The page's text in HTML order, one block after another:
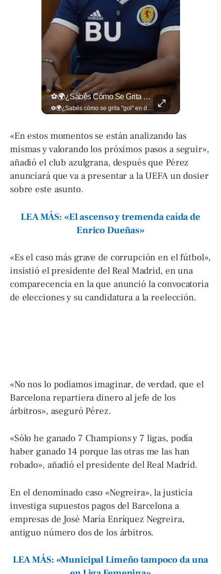
⚽🌍¿Sabés Cómo Se Grita "gol" En Distintos Rincones Del Mundo?
⚽🌍¿Sabés cómo se grita "gol" en distintos rincones del mundo? Descubrí cómo celebran la palabra más emocionante del fútbol en los países que disputan el Mundial 2026. Encuentra más en ➡️ eldiariodehoy.com #Deportes #Mundial2026
«En estos momentos se están analizando las
mismas y valorando los próximos pasos a seguir»,
añadió el club azulgrana, después que Pérez
anunciará que va a presentar a la UEFA un dosier
sobre este asunto.
LEA MÁS: «El ascenso y tremenda caída de
Enrico Dueñas»
«Es el caso más grave de corrupción en el fútbol»,
insistió el presidente del Real Madrid, en una
comparecencia en la que anunció la convocatoria
de elecciones y su candidatura a la reelección.
«No nos lo podíamos imaginar, de verdad, que el
Barcelona repartiera dinero al jefe de los
árbitros», aseguró Pérez.
«Sólo he ganado 7 Champions y 7 ligas, podía
haber ganado 14 porque las otras me las han
robado», añadió el presidente del Real Madrid.
En el denominado caso «Negreira», la justicia
investiga supuestos pagos del Barcelona a
empresas de José María Enríquez Negreira,
antiguo número dos de los árbitros.
LEA MÁS: «Municipal Limeño tampoco da una